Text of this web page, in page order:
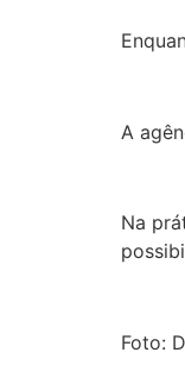
A
Na
Foto: